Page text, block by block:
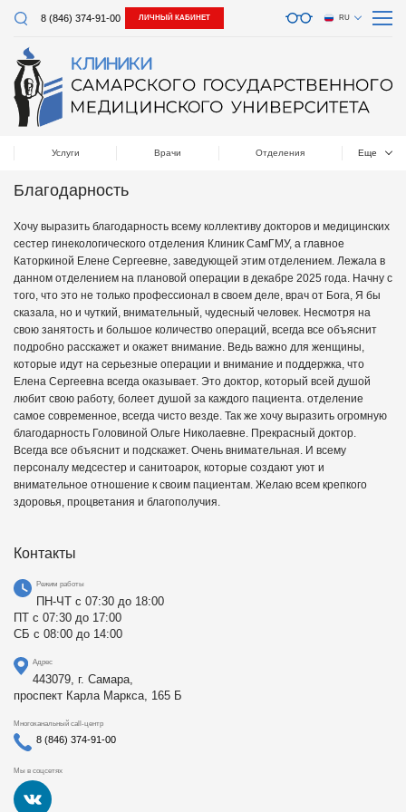
8 (846) 374-91-00 ЛИЧНЫЙ КАБИНЕТ RU
Услуги Врачи Отделения Еще
Благодарность
Хочу выразить благодарность всему коллективу докторов и медицинских
сестер гинекологического отделения Клиник СамГМУ, а главное
Каторкиной Елене Сергеевне, заведующей этим отделением. Лежала в
данном отделением на плановой операции в декабре 2025 года. Начну с
того, что это не только профессионал в своем деле, врач от Бога, Я бы
сказала, но и чуткий, внимательный, чудесный человек. Несмотря на
свою занятость и большое количество операций, всегда все объяснит
подробно расскажет и окажет внимание. Ведь важно для женщины,
которые идут на серьезные операции и внимание и поддержка, что
Елена Сергеевна всегда оказывает. Это доктор, который всей душой
любит свою работу, болеет душой за каждого пациента. отделение
самое современное, всегда чисто везде. Так же хочу выразить огромную
благодарность Головиной Ольге Николаевне. Прекрасный доктор.
Всегда все объяснит и подскажет. Очень внимательная. И всему
персоналу медсестер и санитоарок, которые создают уют и
внимательное отношение к своим пациентам. Желаю всем крепкого
здоровья, процветания и благополучия.
Контакты
Режим работы
ПН-ЧТ с 07:30 до 18:00
ПТ с 07:30 до 17:00
СБ с 08:00 до 14:00
Адрес
443079, г. Самара,
проспект Карла Маркса, 165 Б
Многоканальный call-центр
8 (846) 374-91-00
Мы в соцсетях